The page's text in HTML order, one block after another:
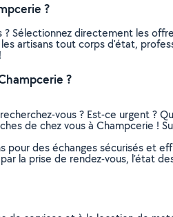
?
Sélectionnez directement les
artisans tout corps d'état,
?
vous ? Est-ce urgent ?
de chez vous à Champcerie !
pour des échanges sécurisés et
la prise de rendez-vous, l’état